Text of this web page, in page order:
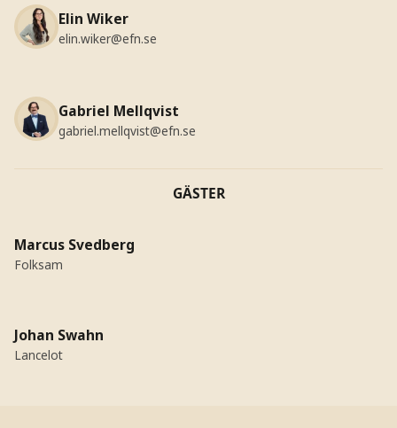
Elin Wiker
elin.wiker@efn.se
Gabriel Mellqvist
gabriel.mellqvist@efn.se
GÄSTER
Marcus Svedberg
Folksam
Johan Swahn
Lancelot